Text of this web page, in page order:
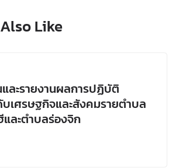
Like
ละรายงานผลการปฏิบัติ
บเศรษฐกิจและสังคมรายตำบล
และตำบลร่องจิก